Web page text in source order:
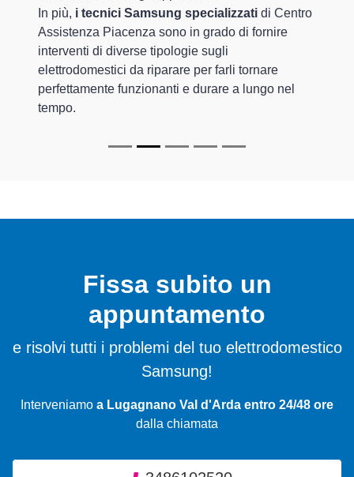
In più, i tecnici Samsung specializzati di Centro
Assistenza Piacenza sono in grado di fornire
interventi di diverse tipologie sugli
elettrodomestici da riparare per farli tornare
perfettamente funzionanti e durare a lungo nel
tempo.
Fissa subito un
appuntamento
e risolvi tutti i problemi del tuo elettrodomestico
Samsung!
Interveniamo a Lugagnano Val d'Arda entro 24/48 ore
dalla chiamata